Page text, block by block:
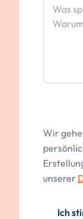
Wir
unserer
Ich